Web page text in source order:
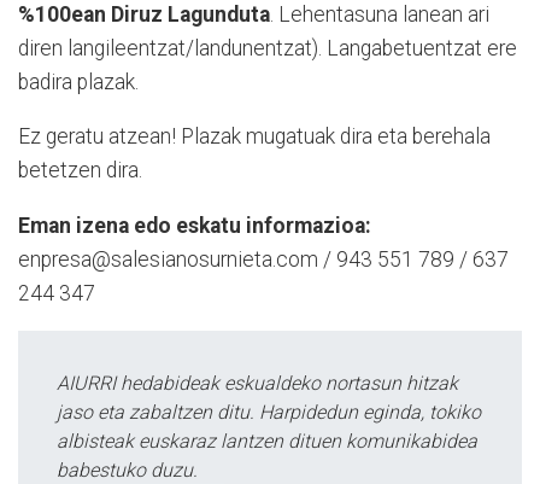
%100ean Diruz Lagunduta . Lehentasuna lanean ari
diren langileentzat/landunentzat). Langabetuentzat ere
badira plazak.
Ez geratu atzean! Plazak mugatuak dira eta berehala
betetzen dira.
Eman izena edo eskatu informazioa:
enpresa@salesianosurnieta.com / 943 551 789 / 637
244 347
AIURRI hedabideak eskualdeko nortasun hitzak
jaso eta zabaltzen ditu. Harpidedun eginda, tokiko
albisteak euskaraz lantzen dituen komunikabidea
babestuko duzu.